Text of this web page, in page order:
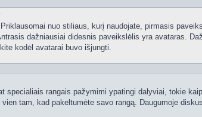
nuo stiliaus, kurį naudojate, pirmasis
dažniausiai didesnis paveikslėlis yra avataras.
kodėl avatarai buvo išjungti.
specialiais rangais pažymimi ypatingi dalyviai, tokie
tam, kad pakeltumėte savo rangą. Daugumoje